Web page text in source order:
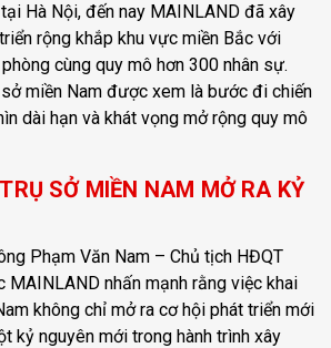
Hà Nội, đến nay MAINLAND đã xây
rộng khắp khu vực miền Bắc với
cùng quy mô hơn 300 nhân sự.
miền Nam được xem là bước đi chiến
dài hạn và khát vọng mở rộng quy mô
SỞ MIỀN NAM MỞ RA KỶ
Phạm Văn Nam – Chủ tịch HĐQT
MAINLAND nhấn mạnh rằng việc khai
không chỉ mở ra cơ hội phát triển mới
kỷ nguyên mới trong hành trình xây